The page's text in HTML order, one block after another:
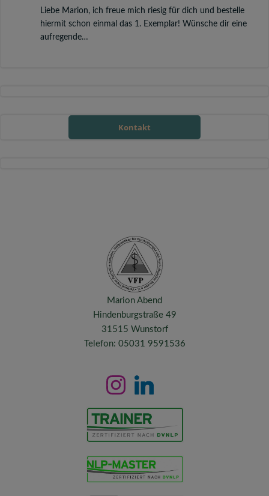
Liebe Marion, ich freue mich riesig für dich und bestelle
hiermit schon einmal das 1. Exemplar! Wünsche dir eine
aufregende…
Kontakt
Marion Abend
Hindenburgstraße 49
31515 Wunstorf
Telefon: 05031 9591536